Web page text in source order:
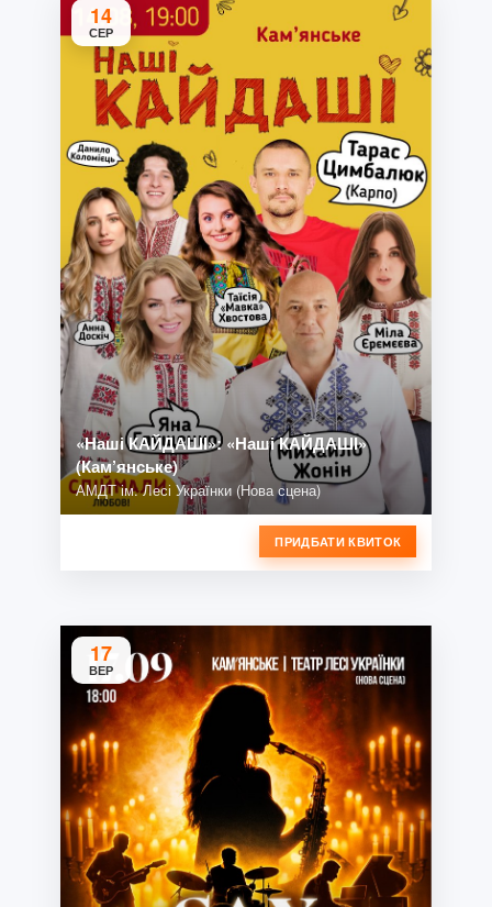
14
СЕР
«Наші КАЙДАШІ»: «Наші КАЙДАШІ»
(Кам’янське)
АМДТ ім. Лесі Українки (Нова сцена)
ПРИДБАТИ КВИТОК
17
ВЕР